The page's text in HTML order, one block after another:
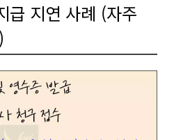
급 지연 사례 (자주